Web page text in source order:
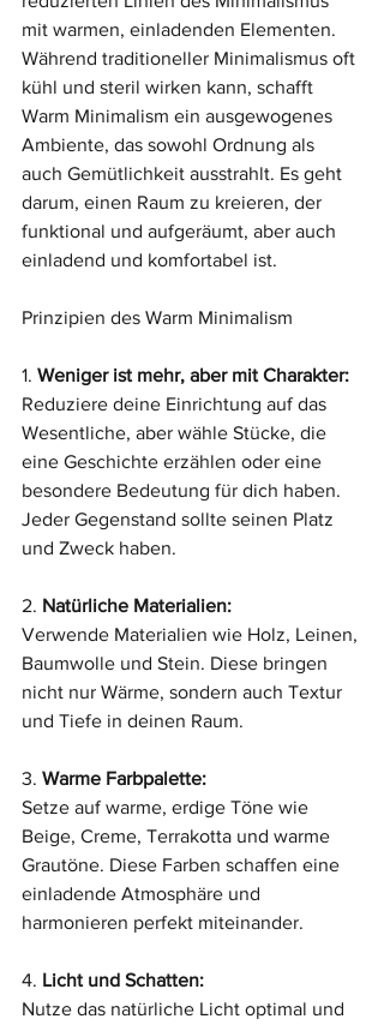
mit warmen, einladenden Elementen.
Während traditioneller Minimalismus oft
kühl und steril wirken kann, schafft
Warm Minimalism ein ausgewogenes
Ambiente, das sowohl Ordnung als
auch Gemütlichkeit ausstrahlt. Es geht
darum, einen Raum zu kreieren, der
funktional und aufgeräumt, aber auch
einladend und komfortabel ist.
Prinzipien des Warm Minimalism
1. Weniger ist mehr, aber mit Charakter:
Reduziere deine Einrichtung auf das
Wesentliche, aber wähle Stücke, die
eine Geschichte erzählen oder eine
besondere Bedeutung für dich haben.
Jeder Gegenstand sollte seinen Platz
und Zweck haben.
2. Natürliche Materialien:
Verwende Materialien wie Holz, Leinen,
Baumwolle und Stein. Diese bringen
nicht nur Wärme, sondern auch Textur
und Tiefe in deinen Raum.
3. Warme Farbpalette:
Setze auf warme, erdige Töne wie
Beige, Creme, Terrakotta und warme
Grautöne. Diese Farben schaffen eine
einladende Atmosphäre und
harmonieren perfekt miteinander.
4. Licht und Schatten:
Nutze das natürliche Licht optimal und